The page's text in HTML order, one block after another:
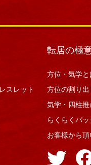
スレット
転居の極
方位・気学と
方位の割り
気学・四柱
らくらくパ
お客様から頂